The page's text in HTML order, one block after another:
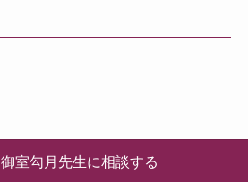
御室勾月先生に相談する